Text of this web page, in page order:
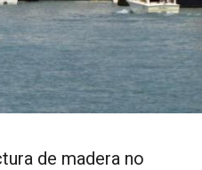
de madera no